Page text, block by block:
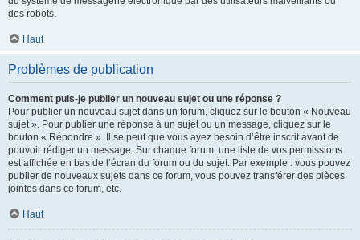
des robots.
Haut
Problèmes de publication
Comment puis-je publier un nouveau sujet ou une réponse ?
Pour publier un nouveau sujet dans un forum, cliquez sur le bouton « Nouveau
sujet ». Pour publier une réponse à un sujet ou un message, cliquez sur le
bouton « Répondre ». Il se peut que vous ayez besoin d’être inscrit avant de
pouvoir rédiger un message. Sur chaque forum, une liste de vos permissions
est affichée en bas de l’écran du forum ou du sujet. Par exemple : vous pouvez
publier de nouveaux sujets dans ce forum, vous pouvez transférer des pièces
jointes dans ce forum, etc.
Haut